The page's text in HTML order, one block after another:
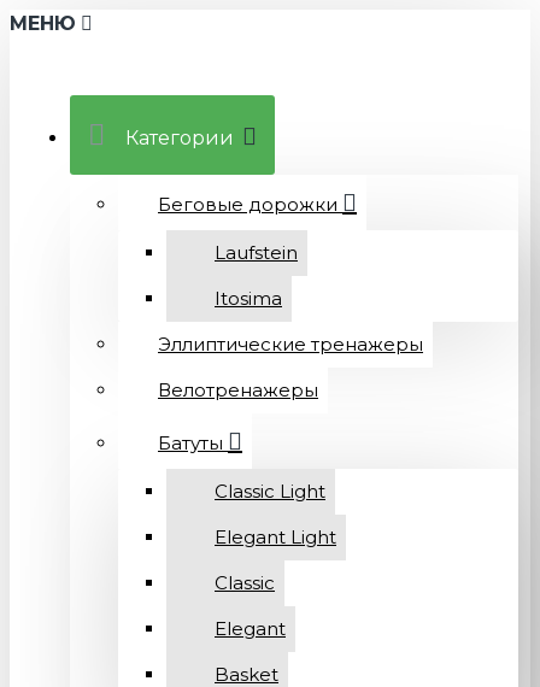
МЕНЮ
Категории
Беговые дорожки
Laufstein
Itosima
Эллиптические тренажеры
Велотренажеры
Батуты
Classic Light
Elegant Light
Classic
Elegant
Basket